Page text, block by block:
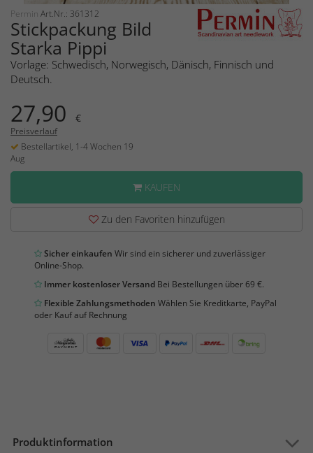
Permin Art.Nr.: 361312
Stickpackung Bild
Starka Pippi
Vorlage: Schwedisch, Norwegisch, Dänisch, Finnisch und
Deutsch.
27,90 €
Preisverlauf
Bestellartikel, 1-4 Wochen 19
Aug
KAUFEN
Zu den Favoriten hinzufügen
Sicher einkaufen Wir sind ein sicherer und zuverlässiger
Online-Shop.
Immer kostenloser Versand Bei Bestellungen über 69 €.
Flexible Zahlungsmethoden Wählen Sie Kreditkarte, PayPal
oder Kauf auf Rechnung
Produktinformation